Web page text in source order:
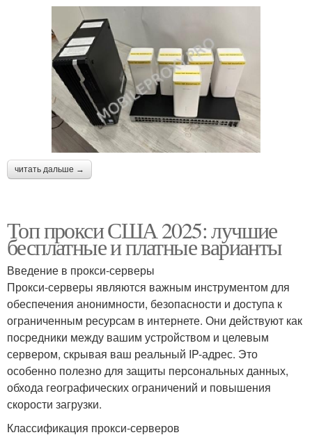
читать дальше →
Топ прокси США 2025: лучшие
бесплатные и платные варианты
Введение в прокси-серверы
Прокси-серверы являются важным инструментом для
обеспечения анонимности, безопасности и доступа к
ограниченным ресурсам в интернете. Они действуют как
посредники между вашим устройством и целевым
сервером, скрывая ваш реальный IP-адрес. Это
особенно полезно для защиты персональных данных,
обхода географических ограничений и повышения
скорости загрузки.
Классификация прокси-серверов